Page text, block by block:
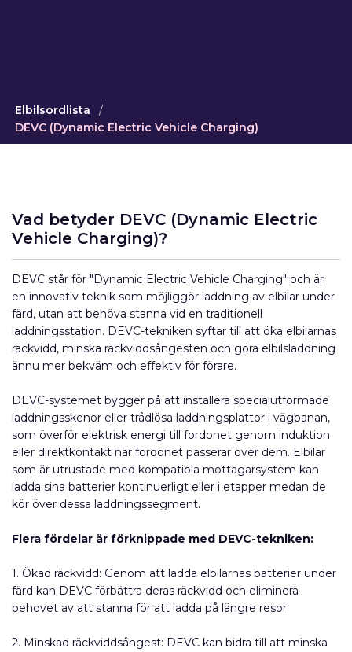
Elbilsordlista
/
DEVC (Dynamic Electric Vehicle Charging)
Vad betyder DEVC (Dynamic Electric
Vehicle Charging)?
DEVC står för "Dynamic Electric Vehicle Charging" och är
en innovativ teknik som möjliggör laddning av elbilar under
färd, utan att behöva stanna vid en traditionell
laddningsstation. DEVC-tekniken syftar till att öka elbilarnas
räckvidd, minska räckviddsångesten och göra elbilsladdning
ännu mer bekväm och effektiv för förare.
DEVC-systemet bygger på att installera specialutformade
laddningsskenor eller trådlösa laddningsplattor i vägbanan,
som överför elektrisk energi till fordonet genom induktion
eller direktkontakt när fordonet passerar över dem. Elbilar
som är utrustade med kompatibla mottagarsystem kan
ladda sina batterier kontinuerligt eller i etapper medan de
kör över dessa laddningssegment.
Flera fördelar är förknippade med DEVC-tekniken:
1. Ökad räckvidd: Genom att ladda elbilarnas batterier under
färd kan DEVC förbättra deras räckvidd och eliminera
behovet av att stanna för att ladda på längre resor.
2. Minskad räckviddsångest: DEVC kan bidra till att minska